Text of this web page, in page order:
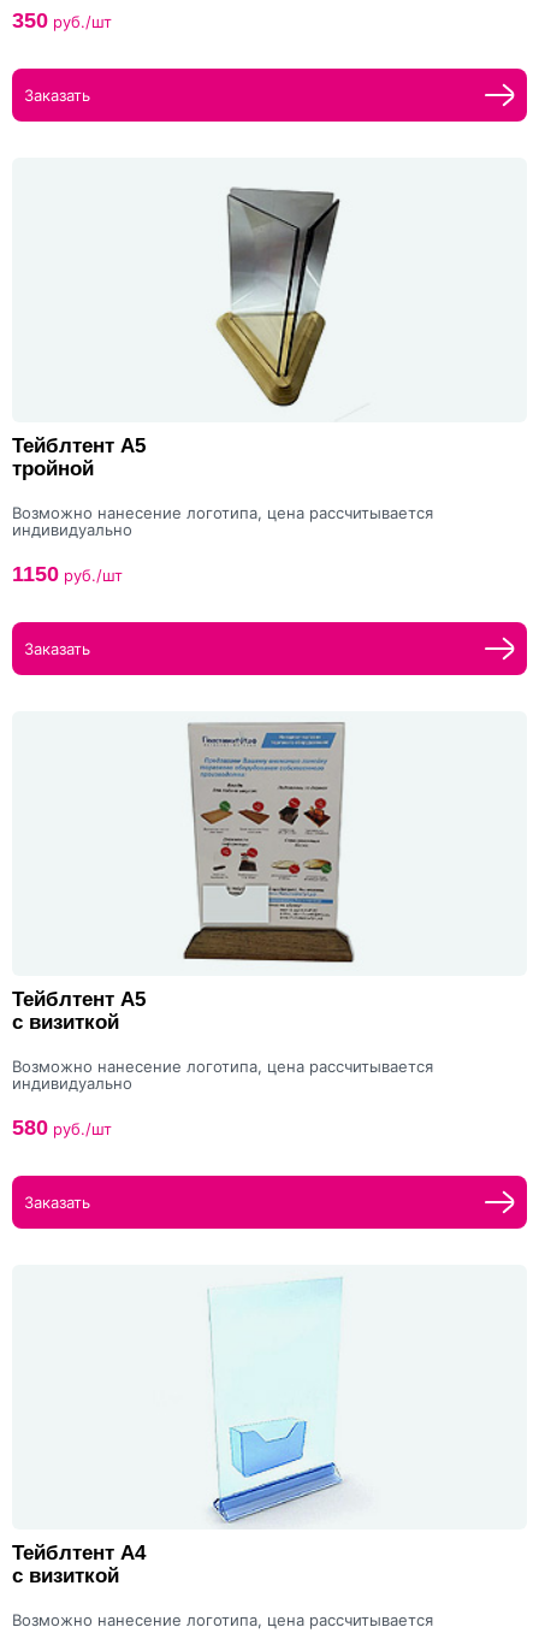
350 руб./шт
Заказать
Тейблтент А5
тройной
Возможно нанесение логотипа, цена рассчитывается
индивидуально
1150 руб./шт
Заказать
Тейблтент А5
с визиткой
Возможно нанесение логотипа, цена рассчитывается
индивидуально
580 руб./шт
Заказать
Тейблтент А4
с визиткой
Возможно нанесение логотипа, цена рассчитывается